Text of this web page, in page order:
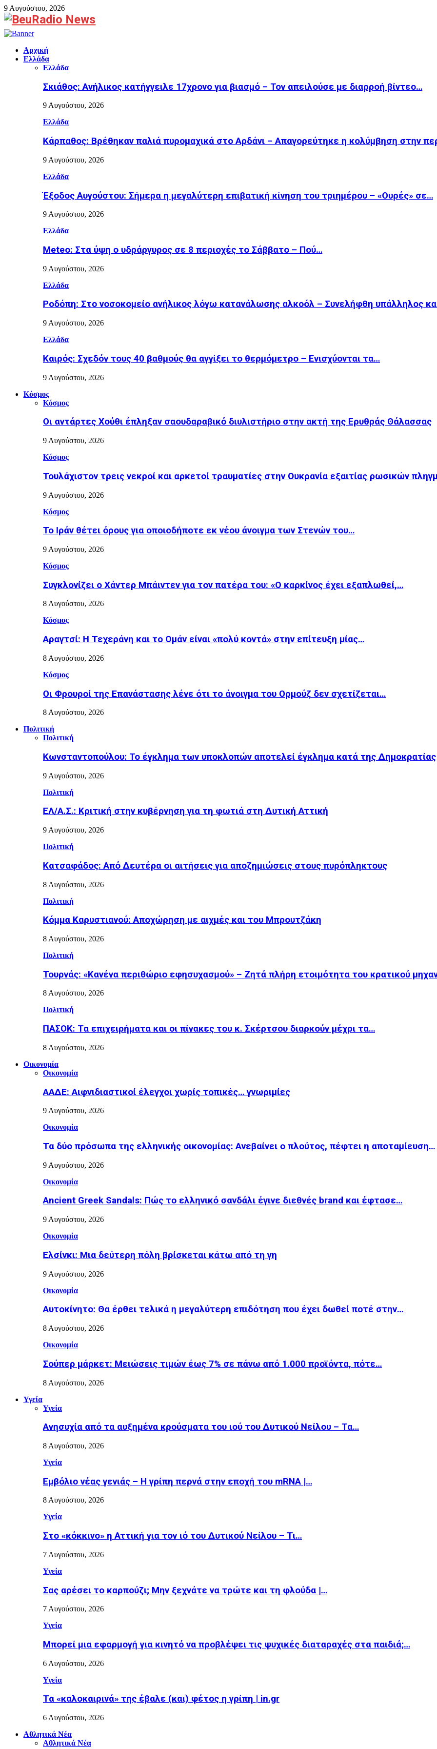
9 Αυγούστου, 2026
Facebook
Αρχική
Ελλάδα
Ελλάδα
Σκιάθος: Ανήλικος κατήγγειλε 17χρονο για βιασμό – Τον απειλούσε με διαρροή βίντεο…
9 Αυγούστου, 2026
Ελλάδα
Κάρπαθος: Βρέθηκαν παλιά πυρομαχικά στο Αρδάνι – Απαγορεύτηκε η κολύμβηση στην
9 Αυγούστου, 2026
Ελλάδα
Έξοδος Αυγούστου: Σήμερα η μεγαλύτερη επιβατική κίνηση του τριημέρου – «Ουρές» σε…
9 Αυγούστου, 2026
Ελλάδα
Meteo: Στα ύψη ο υδράργυρος σε 8 περιοχές το Σάββατο – Πού…
9 Αυγούστου, 2026
Ελλάδα
Ροδόπη: Στο νοσοκομείο ανήλικος λόγω κατανάλωσης αλκοόλ – Συνελήφθη υπάλληλος
9 Αυγούστου, 2026
Ελλάδα
Καιρός: Σχεδόν τους 40 βαθμούς θα αγγίξει το θερμόμετρο – Ενισχύονται τα…
9 Αυγούστου, 2026
Κόσμος
Κόσμος
Οι αντάρτες Χούθι έπληξαν σαουδαραβικό διυλιστήριο στην ακτή της Ερυθράς Θάλασσας
9 Αυγούστου, 2026
Κόσμος
Τουλάχιστον τρεις νεκροί και αρκετοί τραυματίες στην Ουκρανία εξαιτίας ρωσικών
9 Αυγούστου, 2026
Κόσμος
Το Ιράν θέτει όρους για οποιοδήποτε εκ νέου άνοιγμα των Στενών του…
9 Αυγούστου, 2026
Κόσμος
Συγκλονίζει ο Χάντερ Μπάιντεν για τον πατέρα του: «Ο καρκίνος έχει εξαπλωθεί,…
8 Αυγούστου, 2026
Κόσμος
Αραγτσί: Η Τεχεράνη και το Ομάν είναι «πολύ κοντά» στην επίτευξη μίας…
8 Αυγούστου, 2026
Κόσμος
Οι Φρουροί της Επανάστασης λένε ότι το άνοιγμα του Ορμούζ δεν σχετίζεται…
8 Αυγούστου, 2026
Πολιτική
Πολιτική
Κωνσταντοπούλου: Το έγκλημα των υποκλοπών αποτελεί έγκλημα κατά της Δημοκρατίας
9 Αυγούστου, 2026
Πολιτική
ΕΛ/Α.Σ.: Κριτική στην κυβέρνηση για τη φωτιά στη Δυτική Αττική
9 Αυγούστου, 2026
Πολιτική
Κατσαφάδος: Από Δευτέρα οι αιτήσεις για αποζημιώσεις στους πυρόπληκτους
8 Αυγούστου, 2026
Πολιτική
Κόμμα Καρυστιανού: Αποχώρηση με αιχμές και του Μπρουτζάκη
8 Αυγούστου, 2026
Πολιτική
Τουρνάς: «Κανένα περιθώριο εφησυχασμού» – Ζητά πλήρη ετοιμότητα του κρατικού
8 Αυγούστου, 2026
Πολιτική
ΠΑΣΟΚ: Τα επιχειρήματα και οι πίνακες του κ. Σκέρτσου διαρκούν μέχρι τα…
8 Αυγούστου, 2026
Οικονομία
Οικονομία
ΑΑΔΕ: Αιφνιδιαστικοί έλεγχοι χωρίς τοπικές… γνωριμίες
9 Αυγούστου, 2026
Οικονομία
Τα δύο πρόσωπα της ελληνικής οικονομίας: Aνεβαίνει ο πλούτος, πέφτει η αποταμίευση…
9 Αυγούστου, 2026
Οικονομία
Ancient Greek Sandals: Πώς το ελληνικό σανδάλι έγινε διεθνές brand και έφτασε…
9 Αυγούστου, 2026
Οικονομία
Ελσίνκι: Mια δεύτερη πόλη βρίσκεται κάτω από τη γη
9 Αυγούστου, 2026
Οικονομία
Αυτοκίνητο: Θα έρθει τελικά η μεγαλύτερη επιδότηση που έχει δωθεί ποτέ στην…
8 Αυγούστου, 2026
Οικονομία
Σούπερ μάρκετ: Μειώσεις τιμών έως 7% σε πάνω από 1.000 προϊόντα, πότε…
8 Αυγούστου, 2026
Υγεία
Υγεία
Ανησυχία από τα αυξημένα κρούσματα του ιού του Δυτικού Νείλου – Τα…
8 Αυγούστου, 2026
Υγεία
Εµβόλιο νέας γενιάς – Η γρίπη περνά στην εποχή του mRNA |…
8 Αυγούστου, 2026
Υγεία
Στο «κόκκινο» η Αττική για τον ιό του Δυτικού Νείλου – Τι…
7 Αυγούστου, 2026
Υγεία
Σας αρέσει το καρπούζι; Μην ξεχνάτε να τρώτε και τη φλούδα |…
7 Αυγούστου, 2026
Υγεία
Μπορεί μια εφαρμογή για κινητό να προβλέψει τις ψυχικές διαταραχές στα παιδιά;…
6 Αυγούστου, 2026
Υγεία
Τα «καλοκαιρινά» της έβαλε (και) φέτος η γρίπη | in.gr
6 Αυγούστου, 2026
Αθλητικά Νέα
Αθλητικά Νέα